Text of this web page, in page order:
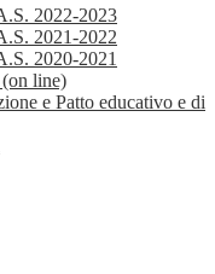
2022-2023
2021-2022
2020-2021
line)
e Patto educativo e di